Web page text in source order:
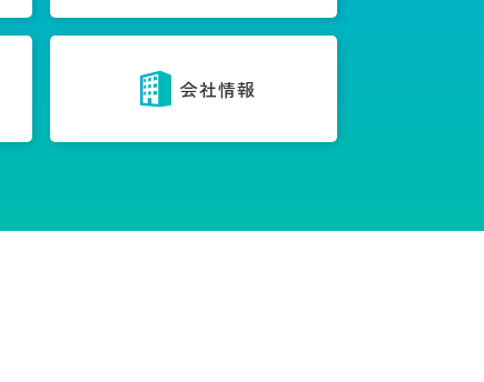
会社情報